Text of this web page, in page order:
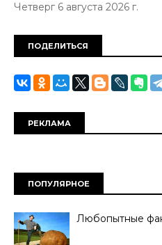
Четверг 6 августа 2026 г.
ПОДЕЛИТЬСЯ
РЕКЛАМА
ПОПУЛЯРНОЕ
Любопытные